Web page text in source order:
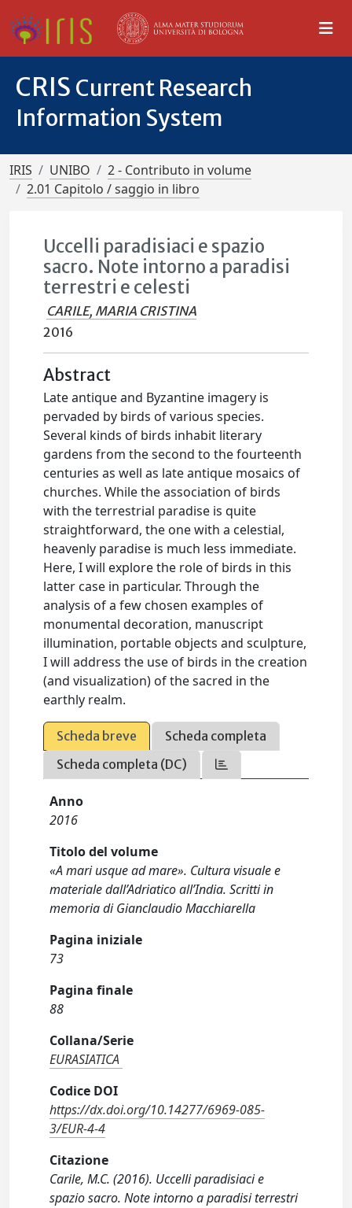
CRIS Current Research
Information System
IRIS UNIBO
2 - Contributo in volume
2.01 Capitolo / saggio in libro
Uccelli paradisiaci e spazio
sacro. Note intorno a paradisi
terrestri e celesti
CARILE, MARIA CRISTINA
2016
Abstract
Late antique and Byzantine imagery is
pervaded by birds of various species.
Several kinds of birds inhabit literary
gardens from the second to the fourteenth
centuries as well as late antique mosaics of
churches. While the association of birds
with the terrestrial paradise is quite
straightforward, the one with a celestial,
heavenly paradise is much less immediate.
Here, I will explore the role of birds in this
latter case in particular. Through the
analysis of a few chosen examples of
monumental decoration, manuscript
illumination, portable objects and sculpture,
I will address the use of birds in the creation
(and visualization) of the sacred in the
earthly realm.
Scheda breve
Scheda completa
Scheda completa (DC)
Anno
2016
Titolo del volume
«A mari usque ad mare». Cultura visuale e
materiale dall’Adriatico all’India. Scritti in
memoria di Gianclaudio Macchiarella
Pagina iniziale
73
Pagina finale
88
Collana/Serie
EURASIATICA
Codice DOI
https://dx.doi.org/10.14277/6969-085-
3/EUR-4-4
Citazione
Carile, M.C. (2016). Uccelli paradisiaci e
spazio sacro. Note intorno a paradisi terrestri